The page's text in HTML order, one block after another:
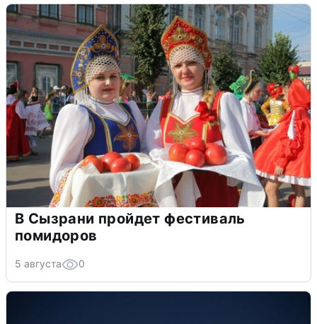
В Сызрани пройдет фестиваль
помидоров
5 августа 0